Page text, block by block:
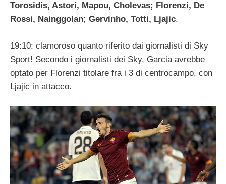
Torosidis, Astori, Mapou, Cholevas; Florenzi, De
Rossi, Nainggolan; Gervinho, Totti, Ljajic.
19:10: clamoroso quanto riferito dai giornalisti di Sky
Sport! Secondo i giornalisti dei Sky, Garcia avrebbe
optato per Florenzi titolare fra i 3 di centrocampo, con
Ljajic in attacco.